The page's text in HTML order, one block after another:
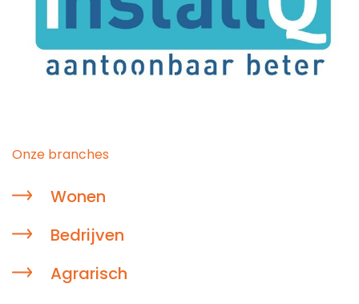
Onze branches
Wonen
Bedrijven
Agrarisch